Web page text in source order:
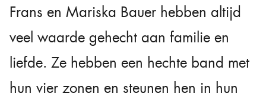
Frans en Mariska Bauer hebben altijd
veel waarde gehecht aan familie en
liefde. Ze hebben een hechte band met
hun vier zonen en steunen hen in hun